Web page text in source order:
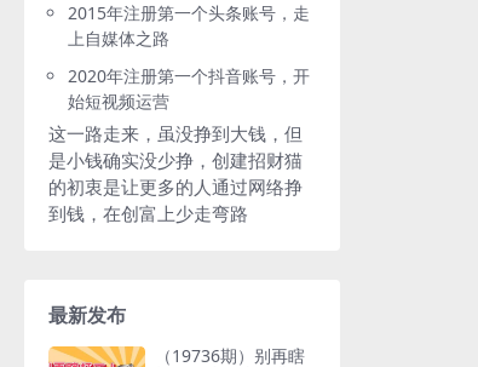
2015年注册第一个头条账号，走
上自媒体之路
2020年注册第一个抖音账号，开
始短视频运营
这一路走来，虽没挣到大钱，但
是小钱确实没少挣，创建招财猫
的初衷是让更多的人通过网络挣
到钱，在创富上少走弯路
最新发布
（19736期）别再瞎